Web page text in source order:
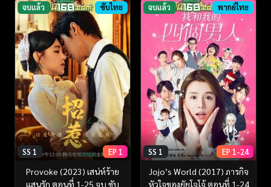
จบแล้ว ซับไทย
SS 1 EP 1
Provoke (2023) เสน่ห์ร้าย
แสนรัก ตอนที่ 1-25 จบ ซับ
จบแล้ว พากย์ไทย
SS 1 EP 1-24
Jojo’s World (2017) ภารกิจ
หัวใจของยัยโจโจ้ ตอนที่ 1-24